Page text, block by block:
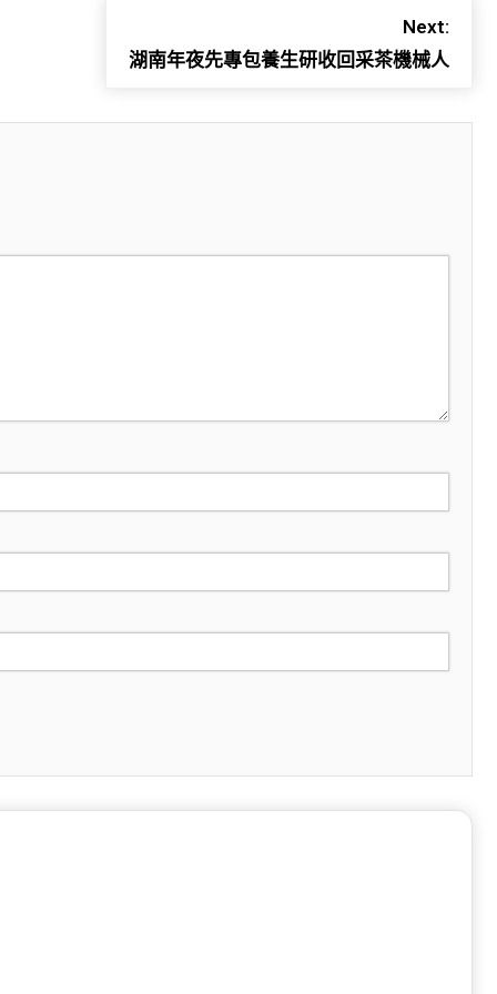
Next:
湖南年夜先專包養生研收回采茶機械人